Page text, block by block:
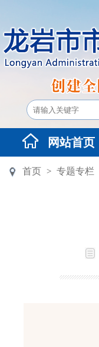
网站首页
首页 > 专题专栏